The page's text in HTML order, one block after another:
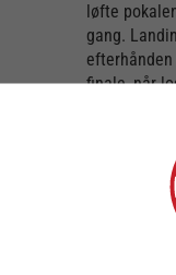
løfte
gang.
finale, når
og den
Ringsted,
for, at han
følge med.
armene og
Best